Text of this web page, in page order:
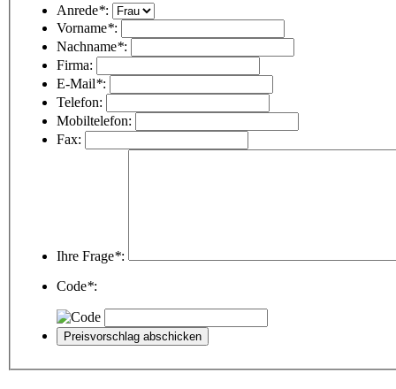
Anrede*:
Vorname*:
Nachname*:
Firma:
E-Mail*:
Telefon:
Mobiltelefon:
Fax:
Ihre Frage*:
Code*: